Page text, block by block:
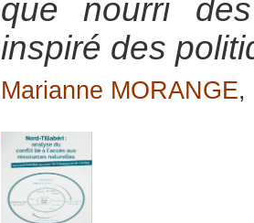
que nourri
inspiré des
Marianne MORANGE,